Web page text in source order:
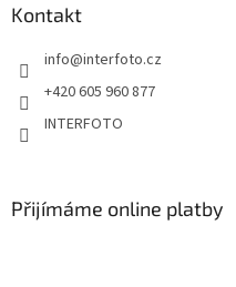
Kontakt
info@interfoto.cz
+420 605 960 877
INTERFOTO
Přijímáme online platby